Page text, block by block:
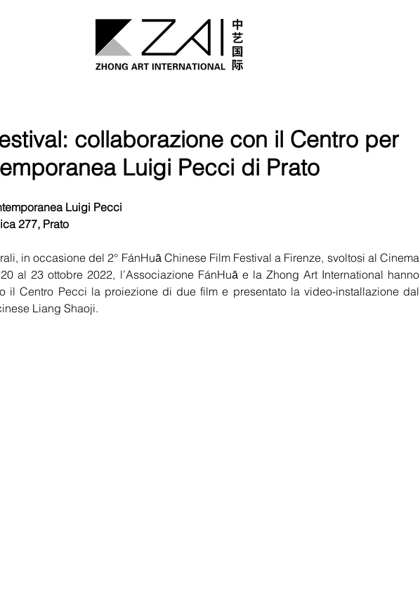
collaborazione con il Centro per
Luigi Pecci di Prato
Luigi Pecci
277, Prato
in occasione del 2° FánHuā Chinese Film Festival a Firenze, svoltosi al Cinema
al 23 ottobre 2022, l’Associazione FánHuā e la Zhong Art International hanno
il Centro Pecci la proiezione di due film e presentato la video-installazione dal
Liang Shaoji.